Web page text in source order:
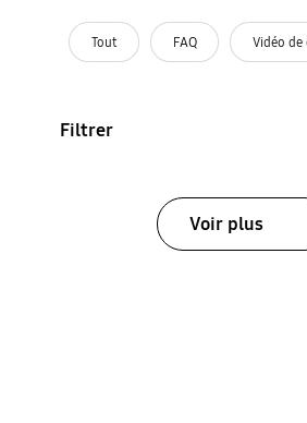
Tout FAQ Vidéo
Filtrer
Voir plus